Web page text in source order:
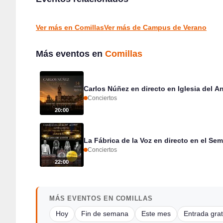
Comillas
Ver más en ComillasVer más de Campus de Verano
Más eventos en Comillas
20:00
Carlos Núñez en directo en Iglesia del
Conciertos
22:00
La Fábrica de la Voz en directo en el
Conciertos
MÁS EVENTOS EN COMILLAS
Hoy Fin de semana Este mes Entrada